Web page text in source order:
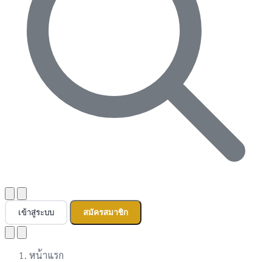
เข้าสู่ระบบ สมัครสมาชิก
หน้าแรก